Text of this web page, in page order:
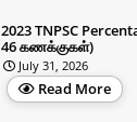
2023 TNPSC
46 கணக்குகள்)
July 31, 2026
Read More